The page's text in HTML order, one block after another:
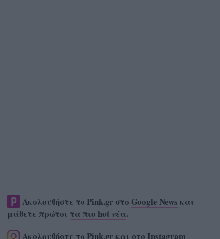
Ακολουθήστε το Pink.gr στο Google News και
μάθετε πρώτοι τα πιο hot νέα.
Ακολουθήστε το Pink.gr και στο Instagram